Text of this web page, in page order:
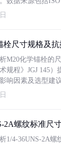
栓尺寸规格及
M20化学锚栓的
规程》JGJ 145
响因素及选型建
2A螺纹标准尺
1/4-36UNS-2A